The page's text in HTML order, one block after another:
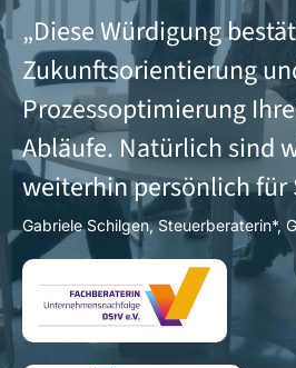
„Diese Würdigung
Zukunftsorientierung
Prozessoptimierung
Abläufe. Natürlich sind
weiterhin persönlich für
Gabriele Schilgen, Steuerberaterin*,